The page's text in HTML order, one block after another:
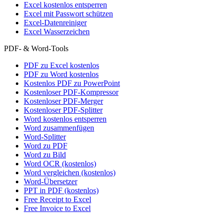
Excel kostenlos entsperren
Excel mit Passwort schützen
Excel-Datenreiniger
Excel Wasserzeichen
PDF- & Word-Tools
PDF zu Excel kostenlos
PDF zu Word kostenlos
Kostenlos PDF zu PowerPoint
Kostenloser PDF-Kompressor
Kostenloser PDF-Merger
Kostenloser PDF-Splitter
Word kostenlos entsperren
Word zusammenfügen
Word-Splitter
Word zu PDF
Word zu Bild
Word OCR (kostenlos)
Word vergleichen (kostenlos)
Word-Übersetzer
PPT in PDF (kostenlos)
Free Receipt to Excel
Free Invoice to Excel